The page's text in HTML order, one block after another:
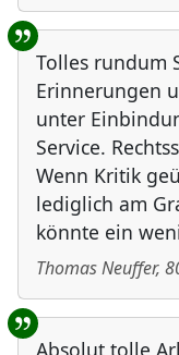
Tolles rundum
Erinnerungen
unter
Service.
Wenn Kritik
lediglich am
könnte ein
Thomas Neuffer,